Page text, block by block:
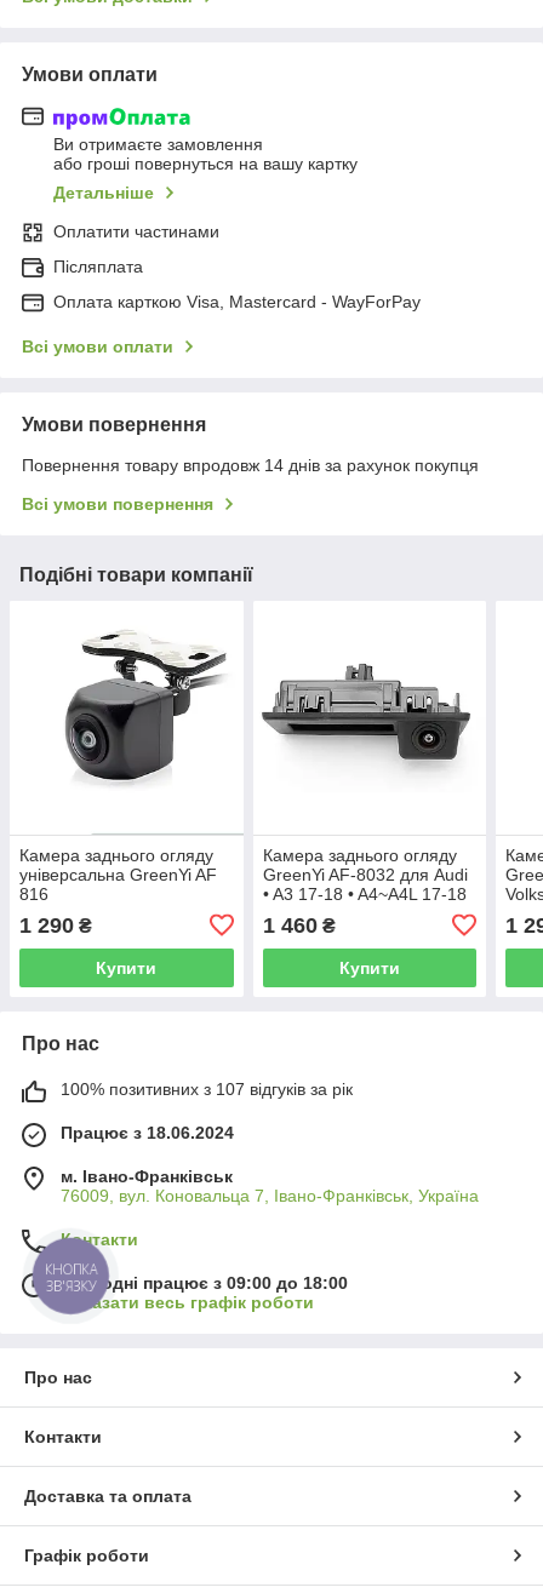
Умови оплати
Ви отримаєте замовлення
або гроші повернуться на вашу картку
Детальніше
Оплатити частинами
Післяплата
Оплата карткою Visa, Mastercard - WayForPay
Всі умови оплати
Умови повернення
Повернення товару впродовж 14 днів за рахунок покупця
Всі умови повернення
Подібні товари компанії
Камера заднього огляду
універсальна GreenYi AF
816
1 290 ₴
Купити
Камера заднього огляду
GreenYi AF-8032 для Audi
• A3 17-18 • A4~A4L 17-18
1 460₴
Купити
6/
1/
1
Про нас
100% позитивних з 107 відгуків за рік
Працює з 18.06.2024
м. Івано-Франківськ
76009, вул. Коновальца 7, Івано-Франківськ, Україна
Контакти
Сьогодні працює з 09:00 до 18:00
Показати весь графік роботи
Про нас
Контакти
Доставка та оплата
Графік роботи
КНОПКА
ЗВ'ЯЗКУ